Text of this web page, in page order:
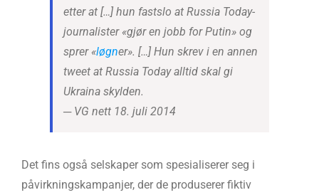
etter at […] hun fastslo at Russia Today-
journalister «gjør en jobb for Putin» og
sprer «løgner». […] Hun skrev i en annen
tweet at Russia Today alltid skal gi
Ukraina skylden.
─ VG nett 18. juli 2014
Det fins også selskaper som spesialiserer seg i
påvirkningskampanjer, der de produserer fiktiv